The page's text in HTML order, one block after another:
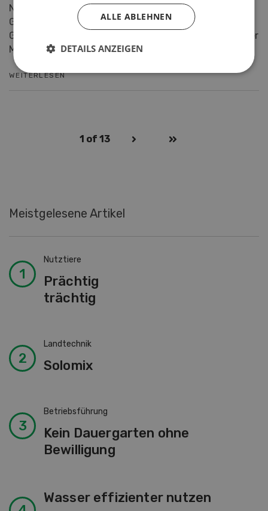
Nach 13 Jahren an der Spitze der fenaco
Genossenschaft übergibt Martin Keller den Vorsitz der
Geschäftsleitung per 1. Juli 2025 an seinen Nachfolger
Michae...
WEITERLESEN
1 of 13
Meistgelesene Artikel
Nutztiere
Prächtig
trächtig
Landtechnik
Solomix
Betriebsführung
Kein Dauergarten ohne
Bewilligung
Wasser effizienter nutzen
ALLE ABLEHNEN
DETAILS ANZEIGEN